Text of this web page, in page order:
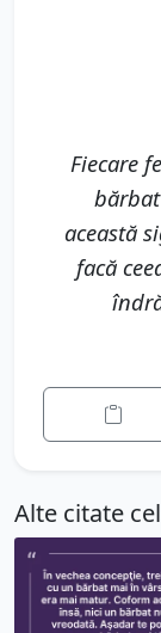
Fiecare
această
facă
Alte citate